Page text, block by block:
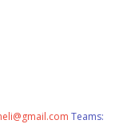
Teams: